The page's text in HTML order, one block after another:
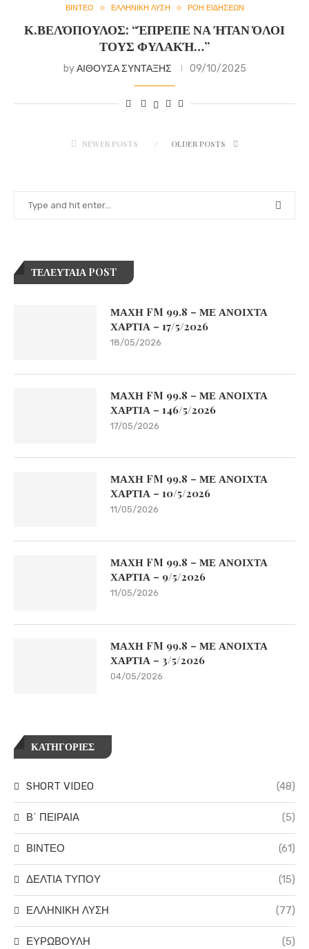
ΒΙΝΤΕΟ ΕΛΛΗΝΙΚΗ ΛΥΣΗ ΡΟΗ ΕΙΔΗΣΕΩΝ
Κ.ΒΕΛΌΠΟΥΛΟΣ: “ΈΠΡΕΠΕ ΝΑ ΉΤΑΝ ΌΛΟΙ
ΤΟΥΣ ΦΥΛΑΚΉ…”
byΑΙΘΟΥΣΑ ΣΥΝΤΑΞΗΣ 09/10/2025
NEWER POSTS OLDER POSTS
ΤΕΛΕΥΤΑΙΑ POST
ΜΑΧΗ FM 99.8 – ΜΕ ΑΝΟΙΧΤΑ
ΧΑΡΤΙΑ – 17/5/2026
18/05/2026
ΜΑΧΗ FM 99.8 – ΜΕ ΑΝΟΙΧΤΑ
ΧΑΡΤΙΑ – 146/5/2026
17/05/2026
ΜΑΧΗ FM 99.8 – ΜΕ ΑΝΟΙΧΤΑ
ΧΑΡΤΙΑ – 10/5/2026
11/05/2026
ΜΑΧΗ FM 99.8 – ΜΕ ΑΝΟΙΧΤΑ
ΧΑΡΤΙΑ – 9/5/2026
11/05/2026
ΜΑΧΗ FM 99.8 – ΜΕ ΑΝΟΙΧΤΑ
ΧΑΡΤΙΑ – 3/5/2026
04/05/2026
ΚΑΤΗΓΟΡΙΕΣ
SHORT VIDEO (48)
Β΄ ΠΕΙΡΑΙΑ (5)
ΒΙΝΤΕΟ (61)
ΔΕΛΤΙΑ ΤΥΠΟΥ (15)
ΕΛΛΗΝΙΚΗ ΛΥΣΗ (77)
ΕΥΡΩΒΟΥΛΗ (5)